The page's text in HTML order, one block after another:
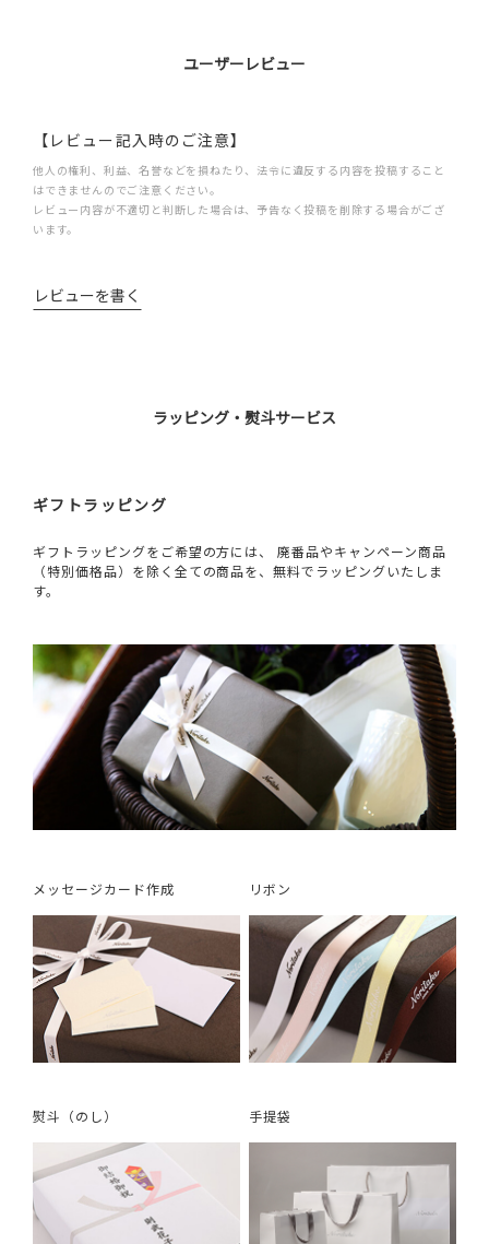
ユーザーレビュー
【レビュー記入時のご注意】
他人の権利、利益、名誉などを損ねたり、法令に違反する内容を投稿すること
はできませんのでご注意ください。
レビュー内容が不適切と判断した場合は、予告なく投稿を削除する場合がござ
います。
レビューを書く
ラッピング・熨斗サービス
ギフトラッピング
ギフトラッピングをご希望の方には、 廃番品やキャンペーン商品
（特別価格品）を除く全ての商品を、無料でラッピングいたしま
す。
メッセージカード作成 リボン
熨斗（のし） 手提袋